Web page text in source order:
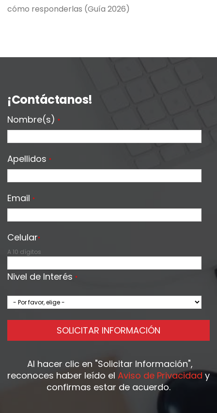
cómo responderlas (Guía 2026)
¡Contáctanos!
Nombre(s) *
Apellidos *
Email *
Celular*
A 10 dígitos
Nivel de Interés *
SOLICITAR INFORMACIÓN
Al hacer clic en "Solicitar Información",
reconoces haber leído el Aviso de Privacidad y
confirmas estar de acuerdo.